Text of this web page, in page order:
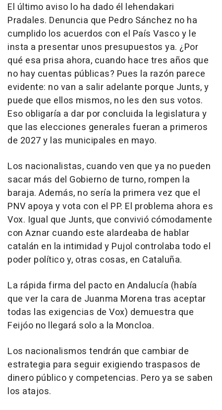
El último aviso lo ha dado él lehendakari
Pradales. Denuncia que Pedro Sánchez no ha
cumplido los acuerdos con el País Vasco y le
insta a presentar unos presupuestos ya. ¿Por
qué esa prisa ahora, cuando hace tres años que
no hay cuentas públicas? Pues la razón parece
evidente: no van a salir adelante porque Junts, y
puede que ellos mismos, no les den sus votos.
Eso obligaría a dar por concluida la legislatura y
que las elecciones generales fueran a primeros
de 2027 y las municipales en mayo.
Los nacionalistas, cuando ven que ya no pueden
sacar más del Gobierno de turno, rompen la
baraja. Además, no sería la primera vez que el
PNV apoya y vota con el PP. El problema ahora es
Vox. Igual que Junts, que convivió cómodamente
con Aznar cuando este alardeaba de hablar
catalán en la intimidad y Pujol controlaba todo el
poder político y, otras cosas, en Cataluña.
La rápida firma del pacto en Andalucía (había
que ver la cara de Juanma Morena tras aceptar
todas las exigencias de Vox) demuestra que
Feijóo no llegará solo a la Moncloa.
Los nacionalismos tendrán que cambiar de
estrategia para seguir exigiendo traspasos de
dinero público y competencias. Pero ya se saben
los atajos.